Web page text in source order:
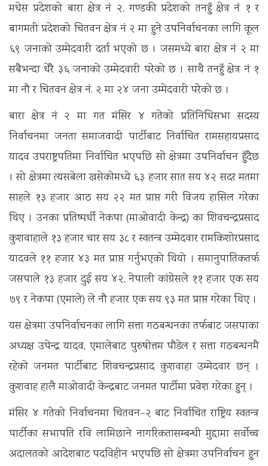
मधेस प्रदेशको बारा क्षेत्र नं २, गण्डकी प्रदेशको तनहुँ क्षेत्र नं १ र
बागमती प्रदेशको चितवन क्षेत्र नं २ मा हुने उपनिर्वाचनका लागि कूल
६९ जनाको उम्मेदवारी दर्ता भएको छ । जसमध्ये बारा क्षेत्र नं २ मा
सबैभन्दा धेरै ३६ जनाको उम्मेदवारी परेको छ । साथै तनहुँ क्षेत्र नं १
मा नौ र चितवन क्षेत्र नं. २ मा २४ जना उम्मेदवारी परेको छ ।
बारा क्षेत्र नं २ मा गत मंसिर ४ गतेको प्रतिनिधिसभा सदस्य
निर्वाचनमा जनता समाजवादी पार्टीबाट निर्वाचित रामसहायप्रसाद
यादव उपराष्ट्रपतिमा निर्वाचित भएपछि सो क्षेत्रमा उपनिर्वाचन हुँदैछ
। सो क्षेत्रमा त्यसबेला खसेकोमध्ये ६३ हजार सात सय ४२ सदर मतमा
साहले १३ हजार आठ सय २२ मत प्राप्त गरी विजय हासिल गरेका
थिए । उनका प्रतिष्पर्धी नेकपा (माओवादी केन्द्र) का शिवचन्द्रप्रसाद
कुशवाहाले १३ हजार चार सय ३८ र स्वतन्त्र उम्मेदवार रामकिशोरप्रसाद
यादवले ११ हजार ४३ मत प्राप्त गर्नुभएको थियो । समानुपातिकतर्फ
जसपाले १३ हजार दुई सय ४२, नेपाली कांग्रेसले ११ हजार एक सय
७९ र नेकपा (एमाले) ले नौ हजार एक सय ९३ मत प्राप्त गरेका थिए ।
यस क्षेत्रमा उपनिर्वाचनका लागि सत्ता गठबन्धनका तर्फबाट जसपाका
अध्यक्ष उपेन्द्र यादव, एमालेबाट पुरुषोत्तम पौडेल र सत्ता गठबन्धनमै
रहेको जनमत पार्टीबाट शिवचन्द्रप्रसाद कुशवाहा उम्मेदवार छन् ।
कुशवाह हालै माओवादी केन्द्रबाट जनमत पार्टीमा प्रवेश गरेका हुन् ।
मंसिर ४ गतेको निर्वाचनमा चितवन–२ बाट निर्वाचित राष्ट्रिय स्वतन्त्र
पार्टीका सभापति रवि लामिछाने नागरिकतासम्बन्धी मुद्दामा सर्वाेच्च
अदालतको आदेशबाट पदविहीन भएपछि सो क्षेत्रमा उपनिर्वाचन हुन